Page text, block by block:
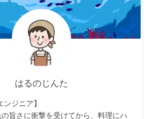
はるのじんた
ンジニア】
旨さに衝撃を受けてから、料理にハ